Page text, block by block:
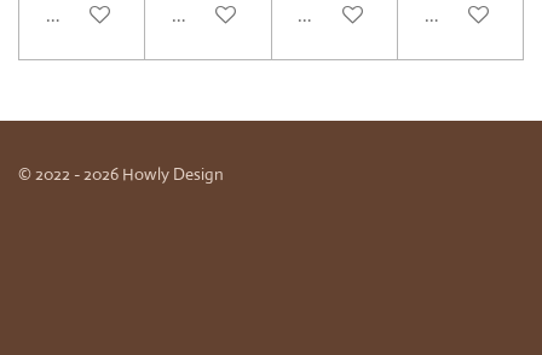
In winkelwagenIn winkelwagenIn winkelwagenIn
© 2022 - 2026 Howly Design